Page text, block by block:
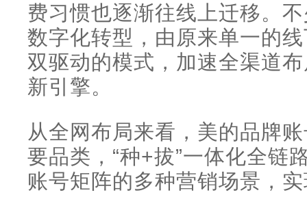
费习惯也逐渐往线上迁移。
数字化转型，由原来单一的
双驱动的模式，加速全渠道
新引擎。
从全网布局来看，美的品牌
要品类，“种+拔”一体化全链
账号矩阵的多种营销场景，